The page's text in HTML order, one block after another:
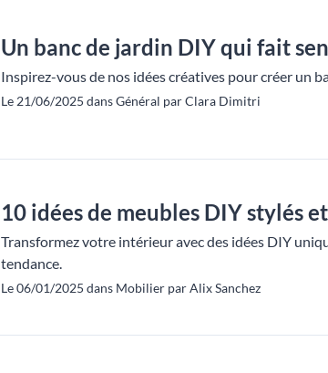
Un banc de jardin DIY qui fait
Inspirez-vous de nos idées créatives pour créer un
Le 21/06/2025 dans Général par Clara Dimitri
10 idées de meubles DIY stylés
Transformez votre intérieur avec des idées DIY
tendance.
Le 06/01/2025 dans Mobilier par Alix Sanchez